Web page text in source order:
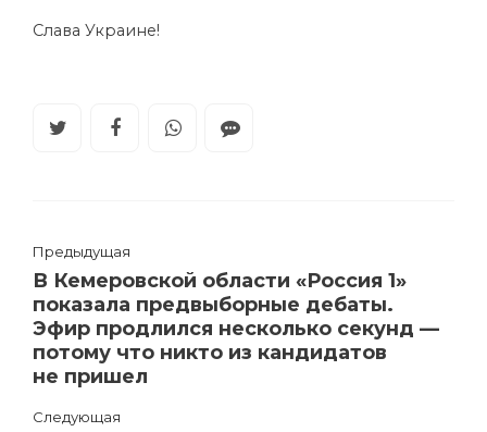
Слава Украине!
Предыдущая
В Кемеровской области «Россия 1»
показала предвыборные дебаты.
Эфир продлился несколько секунд —
потому что никто из кандидатов
не пришел
Следующая